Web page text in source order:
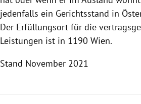
jedenfalls ein Gerichtsstand in
Der Erfüllungsort für die
Leistungen ist in 1190 Wien.
Stand November 2021